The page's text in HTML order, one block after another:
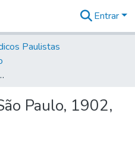
na
Entrar
Paulistas
Ano X, n. 3077
Paulo, 1902,